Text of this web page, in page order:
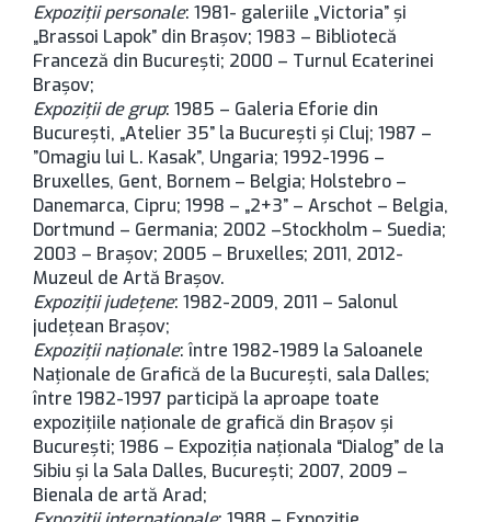
Expoziţii personale: 1981- galeriile „Victoria” şi
„Brassoi Lapok” din Brașov; 1983 – Bibliotecă
Franceză din București; 2000 – Turnul Ecaterinei
Brașov;
Expoziţii de grup: 1985 – Galeria Eforie din
București, „Atelier 35” la București şi Cluj; 1987 –
”Omagiu lui L. Kasak”, Ungaria; 1992-1996 –
Bruxelles, Gent, Bornem – Belgia; Holstebro –
Danemarca, Cipru; 1998 – „2+3” – Arschot – Belgia,
Dortmund – Germania; 2002 –Stockholm – Suedia;
2003 – Brașov; 2005 – Bruxelles; 2011, 2012-
Muzeul de Artă Brașov.
Expoziţii judeţene: 1982-2009, 2011 – Salonul
judeţean Braşov;
Expoziţii naţionale: între 1982-1989 la Saloanele
Naţionale de Grafică de la București, sala Dalles;
între 1982-1997 participă la aproape toate
expoziţiile naţionale de grafică din Braşov şi
Bucureşti; 1986 – Expoziţia naţionala “Dialog” de la
Sibiu şi la Sala Dalles, Bucureşti; 2007, 2009 –
Bienala de artă Arad;